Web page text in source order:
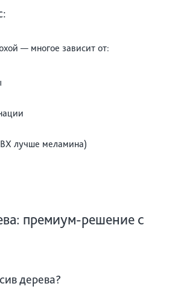
— многое зависит от:
лучше меламина)
премиум-решение с
дерева?